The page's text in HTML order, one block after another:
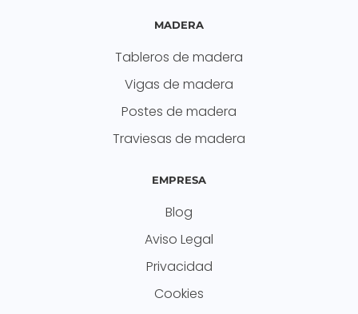
MADERA
Tableros de madera
Vigas de madera
Postes de madera
Traviesas de madera
EMPRESA
Blog
Aviso Legal
Privacidad
Cookies